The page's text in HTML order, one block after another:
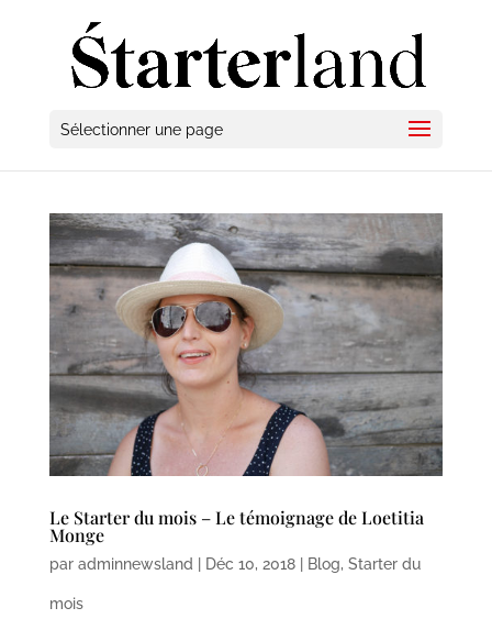
Sélectionner une page
Le Starter du mois – Le témoignage de Loetitia
Monge
par adminnewsland Déc 10, 2018| Blog, Starter du
mois